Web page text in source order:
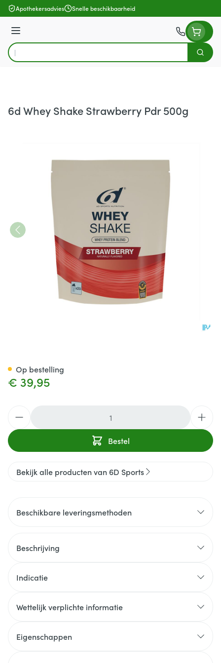
Ga naar de inhoud
Apothekersadvies Snelle beschikbaarheid
Menu
Product, merk, categorie...
Zoek
6d Whey Shake Strawberry Pdr 500g
€ 39,95
Bestel
Op bestelling
Bekijk alle producten van 6D Sports
Beschikbare leveringsmethoden
Beschrijving
Indicatie
Wettelijk verplichte informatie
Eigenschappen